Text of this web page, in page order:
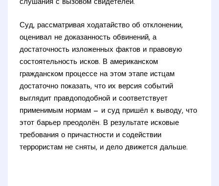
слушания с вызовом свидетелей.
Суд, рассматривая ходатайство об отклонении,
оценивал не доказанность обвинений, а
достаточность изложенных фактов и правовую
состоятельность исков. В американском
гражданском процессе на этом этапе истцам
достаточно показать, что их версия событий
выглядит правдоподобной и соответствует
применимым нормам — и суд пришёл к выводу, что
этот барьер преодолён. В результате исковые
требования о причастности и содействии
террористам не сняты, и дело движется дальше.